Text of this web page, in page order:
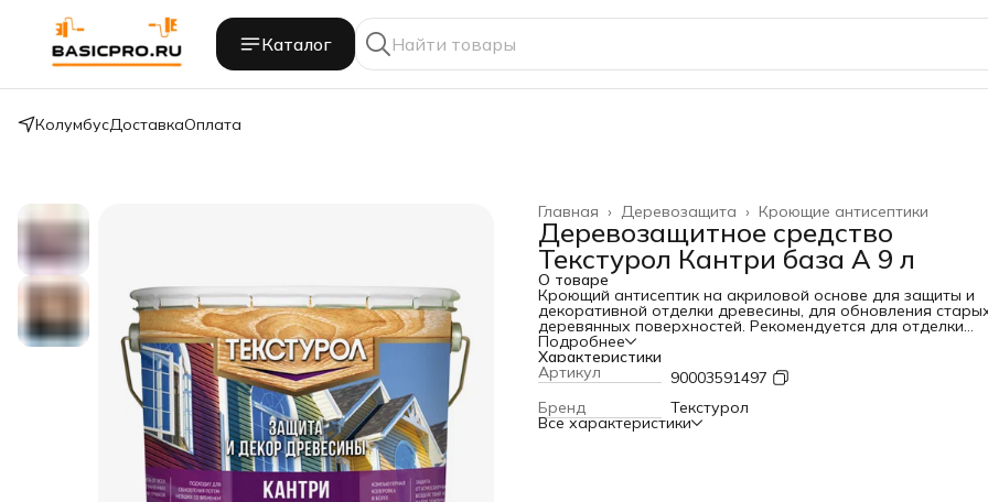
Каталог
КолумбусДоставкаОплата
Кроющие антисептики
Деревозащита ›
Главная ›
Деревозащитное средство
Текстурол Кантри база А 9 л
О товаре
Кроющий антисептик на акриловой основе для защиты и
декоративной отделки древесины, для обновления
деревянных поверхностей. Рекомендуется для отделки
деревянных изделий и конструкций, обшивочных досок,
стеновых панелей, деревянных фасадов, заборов,
ДВП, ДСП, фанеры.
Образует долговечное паропроницаемое эластичное
покрытие с высокой укрывистостью, но при этом
подчеркивает фактуру древесины. Обладает
защитой от выгорания, атмосферных воздействий,
Подробнее
Характеристики
Артикул
90003591497
Бренд
Текстурол
Все характеристики